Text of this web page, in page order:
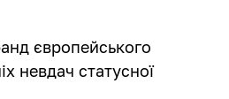
європейського
невдач статусної